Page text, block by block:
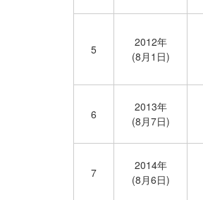
5
2012年
(8月1日)
6
2013年
(8月7日)
7
2014年
(8月6日)